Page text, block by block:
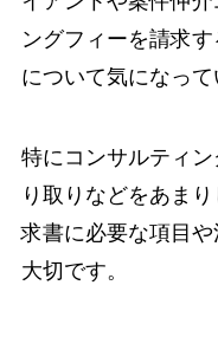
ングフィーを請求
について気になって
特にコンサルティ
り取りなどをあま
求書に必要な項目
大切です。